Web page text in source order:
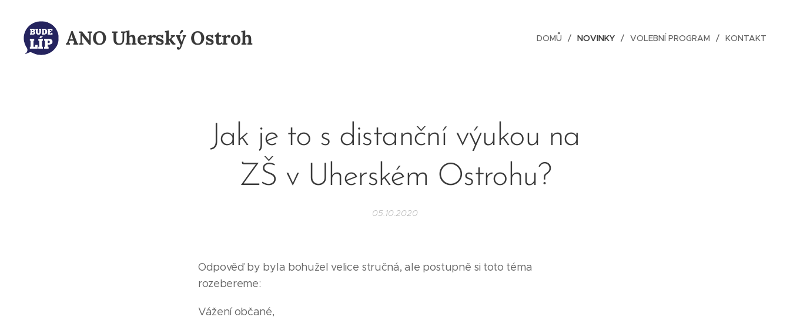
ANO Uherský Ostroh DOMŮ NOVINKY VOLEBNÍ PROGRAM KONTAKT
Jak je to s distanční výukou na
ZŠ v Uherském Ostrohu?
05.10.2020
Odpověď by byla bohužel velice stručná, ale postupně si toto téma
rozebereme:
Vážení občané,